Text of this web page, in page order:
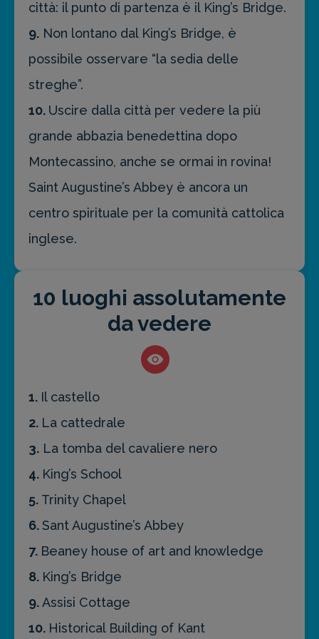
città: il punto di partenza è il King’s Bridge.
9. Non lontano dal King’s Bridge, è
possibile osservare “la sedia delle
streghe”.
10. Uscire dalla città per vedere la più
grande abbazia benedettina dopo
Montecassino, anche se ormai in rovina!
Saint Augustine’s Abbey è ancora un
centro spirituale per la comunità cattolica
inglese.
10 luoghi assolutamente
da vedere
1. Il castello
2. La cattedrale
3. La tomba del cavaliere nero
4. King’s School
5. Trinity Chapel
6. Sant Augustine’s Abbey
7. Beaney house of art and knowledge
8. King’s Bridge
9.Assisi Cottage
10. Historical Building of Kant